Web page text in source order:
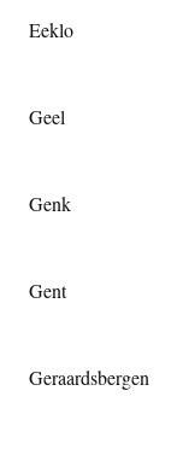
Eeklo
Geel
Genk
Gent
Geraardsbergen